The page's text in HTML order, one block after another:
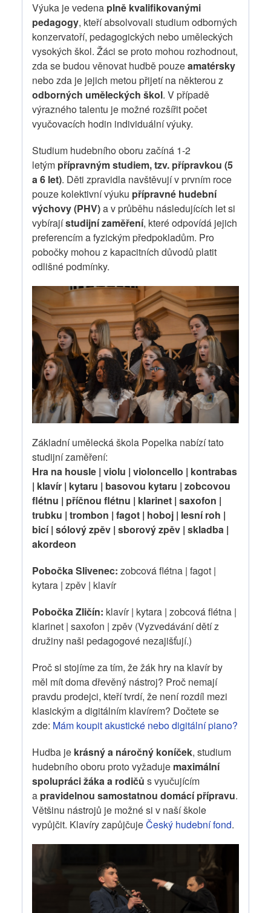
Výuka je vedena plně kvalifikovanými
pedagogy, kteří absolvovali studium odborných
konzervatoří, pedagogických nebo uměleckých
vysokých škol. Žáci se proto mohou rozhodnout,
zda se budou věnovat hudbě pouzeamatérsky
nebo zda je jejich metou přijetí na některou z
odborných uměleckých škol. V případě
výrazného talentu je možné rozšířit počet
vyučovacích hodin individuální výuky.
Studium hudebního oboru začíná 1-2
letým přípravným studiem, tzv. přípravkou (5
a 6 let). Děti zpravidla navštěvují v prvním roce
pouze kolektivní výuku přípravné hudební
výchovy (PHV)a v průběhu následujících let si
vybírajístudijní zaměření, které odpovídá jejich
preferencím a fyzickým předpokladům. Pro
pobočky mohou z kapacitních důvodů platit
odlišné podmínky.
Základní umělecká škola Popelka nabízí tato
studijní zaměření:
Hra na housle | violu | violoncello | kontrabas
| klavír | kytaru | basovou kytaru | zobcovou
flétnu | příčnou flétnu | klarinet | saxofon |
trubku | trombon | fagot | hoboj | lesní roh |
bicí | sólový zpěv | sborový zpěv | skladba |
akordeon
Pobočka Slivenec: zobcová flétna | fagot |
kytara | zpěv | klavír
Pobočka Zličín: klavír | kytara | zobcová flétna |
klarinet | saxofon | zpěv (Vyzvedávání dětí z
družiny naši pedagogové nezajišťují.)
Proč si stojíme za tím, že žák hry na klavír by
měl mít doma dřevěný nástroj? Proč nemají
pravdu prodejci, kteří tvrdí, že není rozdíl mezi
klasickým a digitálním klavírem? Dočtete se
zde: Mám koupit akustické nebo digitální piano?
Hudba je krásný a náročný koníček, studium
hudebního oboru proto vyžaduje maximální
spolupráci žáka a rodičů s vyučujícím
a pravidelnou samostatnou domácí přípravu.
Většinu nástrojů je možné si v naší škole
vypůjčit. Klavíry zapůjčujeČeský hudební fond.